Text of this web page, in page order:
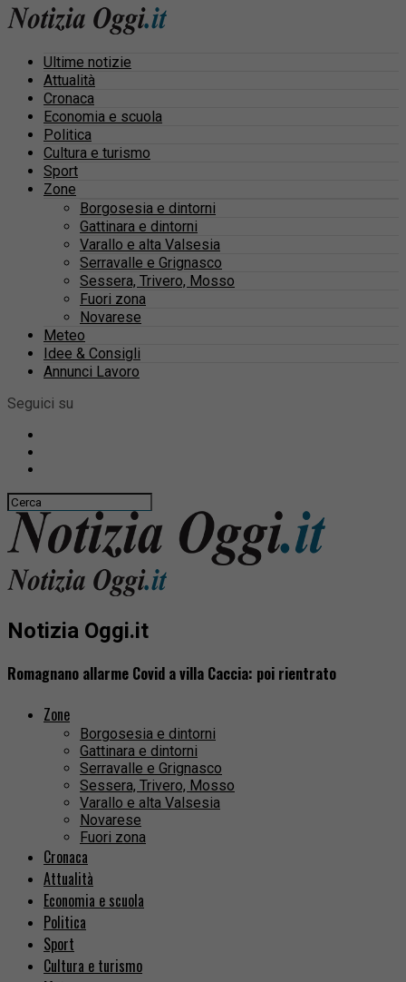
Ultime notizie
Attualità
Cronaca
Economia e scuola
Politica
Cultura e turismo
Sport
Zone
Borgosesia e dintorni
Gattinara e dintorni
Varallo e alta Valsesia
Serravalle e Grignasco
Sessera, Trivero, Mosso
Fuori zona
Novarese
Meteo
Idee & Consigli
Annunci Lavoro
Seguici su
Notizia Oggi.it
Romagnano allarme Covid a villa Caccia: poi rientrato
Zone
Borgosesia e dintorni
Gattinara e dintorni
Serravalle e Grignasco
Sessera, Trivero, Mosso
Varallo e alta Valsesia
Novarese
Fuori zona
Cronaca
Attualità
Economia e scuola
Politica
Sport
Cultura e turismo